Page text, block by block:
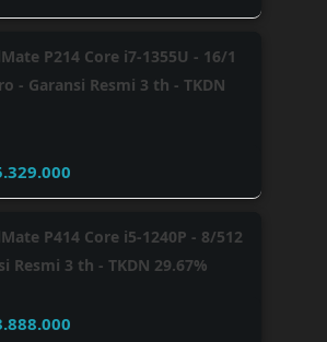
P214 Core i7-1355U - 16/1
- Garansi Resmi 3 th - TKDN
P414 Core i5-1240P - 8/512
Resmi 3 th - TKDN 29.67%